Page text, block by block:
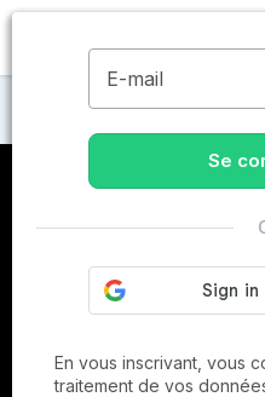
Maisons de retraite à
E-mail
Se
En vous inscrivant, vous
traitement de vos